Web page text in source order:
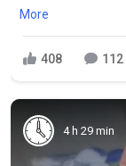
More
408 112
4 h 29 min